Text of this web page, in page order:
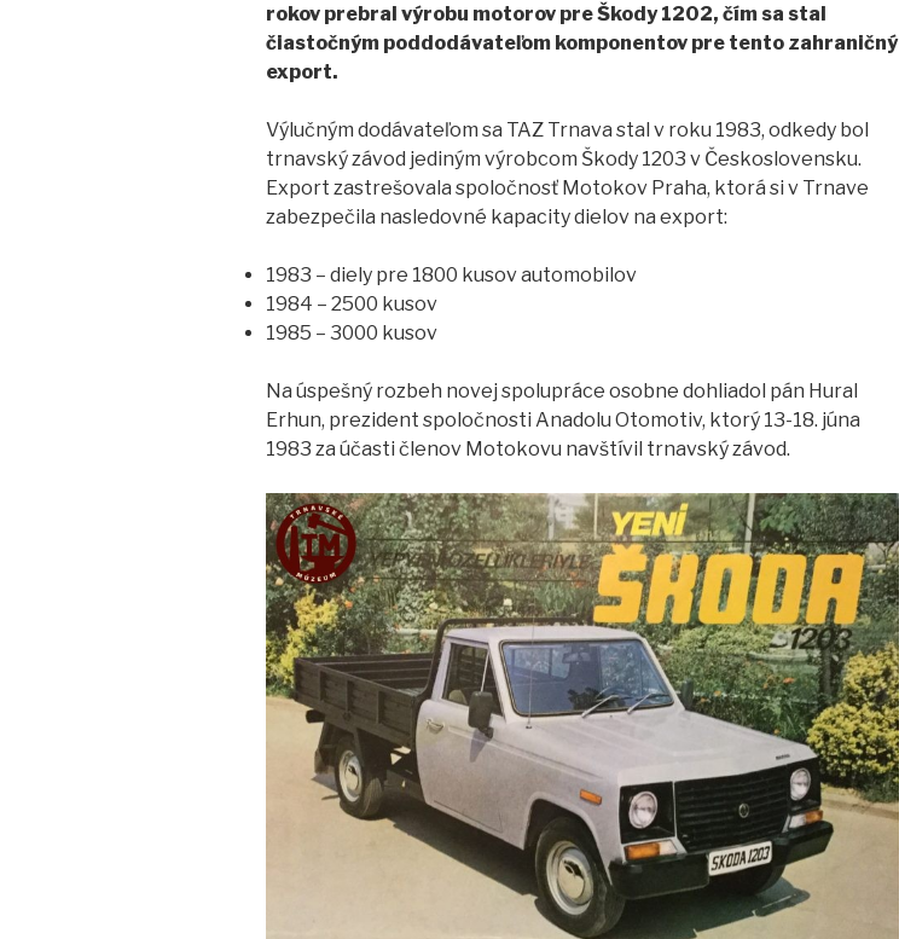
rokov prebral výrobu motorov pre Škody 1202, čím sa stal
čiastočným poddodávateľom komponentov pre tento zahraničný
export.
Výlučným dodávateľom sa TAZ Trnava stal v roku 1983, odkedy bol
trnavský závod jediným výrobcom Škody 1203 v Československu.
Export zastrešovala spoločnosť Motokov Praha, ktorá si v Trnave
zabezpečila nasledovné kapacity dielov na export:
1983 – diely pre 1800 kusov automobilov
1984 – 2500 kusov
1985 – 3000 kusov
Na úspešný rozbeh novej spolupráce osobne dohliadol pán Hural
Erhun, prezident spoločnosti Anadolu Otomotiv, ktorý 13-18. júna
1983 za účasti členov Motokovu navštívil trnavský závod.